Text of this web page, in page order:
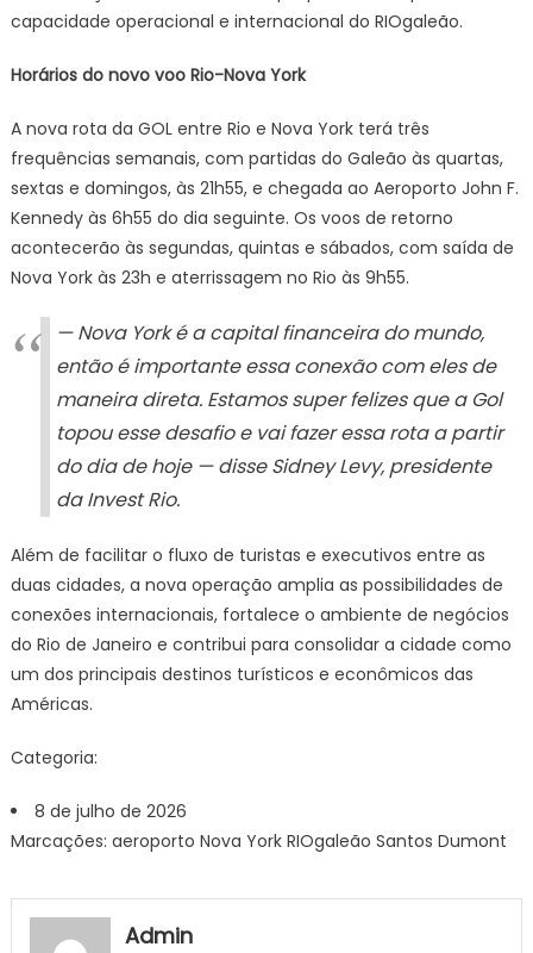
capacidade operacional e internacional do RIOgaleão.
Horários do novo voo Rio-Nova York
A nova rota da GOL entre Rio e Nova York terá três
frequências semanais, com partidas do Galeão às quartas,
sextas e domingos, às 21h55, e chegada ao Aeroporto John F.
Kennedy às 6h55 do dia seguinte. Os voos de retorno
acontecerão às segundas, quintas e sábados, com saída de
Nova York às 23h e aterrissagem no Rio às 9h55.
— Nova York é a capital financeira do mundo,
então é importante essa conexão com eles de
maneira direta. Estamos super felizes que a Gol
topou esse desafio e vai fazer essa rota a partir
do dia de hoje — disse Sidney Levy, presidente
da Invest Rio.
Além de facilitar o fluxo de turistas e executivos entre as
duas cidades, a nova operação amplia as possibilidades de
conexões internacionais, fortalece o ambiente de negócios
do Rio de Janeiro e contribui para consolidar a cidade como
um dos principais destinos turísticos e econômicos das
Américas.
Categoria:
8 de julho de 2026
Marcações: aeroporto Nova York RIOgaleão Santos Dumont
Admin